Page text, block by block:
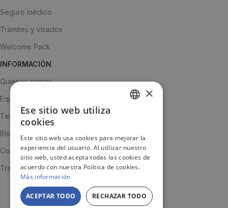
Seguro médico
Trámites y visados
Welcome Pack
INFORMACIÓN
Quiénes somos
Equipo
Testimonios
Blog
Contacto
Trabaja con nosotros
JA
×
Ese sitio web utiliza
cookies
Este sitio web usa cookies para mejorar la
experiencia del usuario. Al utilizar nuestro
sitio web, usted acepta todas las cookies de
acuerdo con nuestra Política de cookies.
Más información
ACEPTAR TODO RECHAZAR TODO